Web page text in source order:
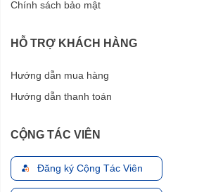
Chính sách bảo mật
HỖ TRỢ KHÁCH HÀNG
Hướng dẫn mua hàng
Hướng dẫn thanh toán
CỘNG TÁC VIÊN
Đăng ký Cộng Tác Viên